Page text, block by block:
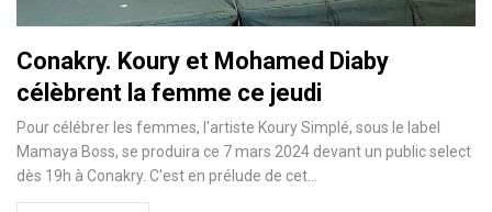
Conakry. Koury et Mohamed Diaby
célèbrent la femme ce jeudi
Pour célébrer les femmes, l'artiste Koury Simplé, sous le label
Mamaya Boss, se produira ce 7 mars 2024 devant un public select
dès 19h à Conakry. C'est en prélude de cet…